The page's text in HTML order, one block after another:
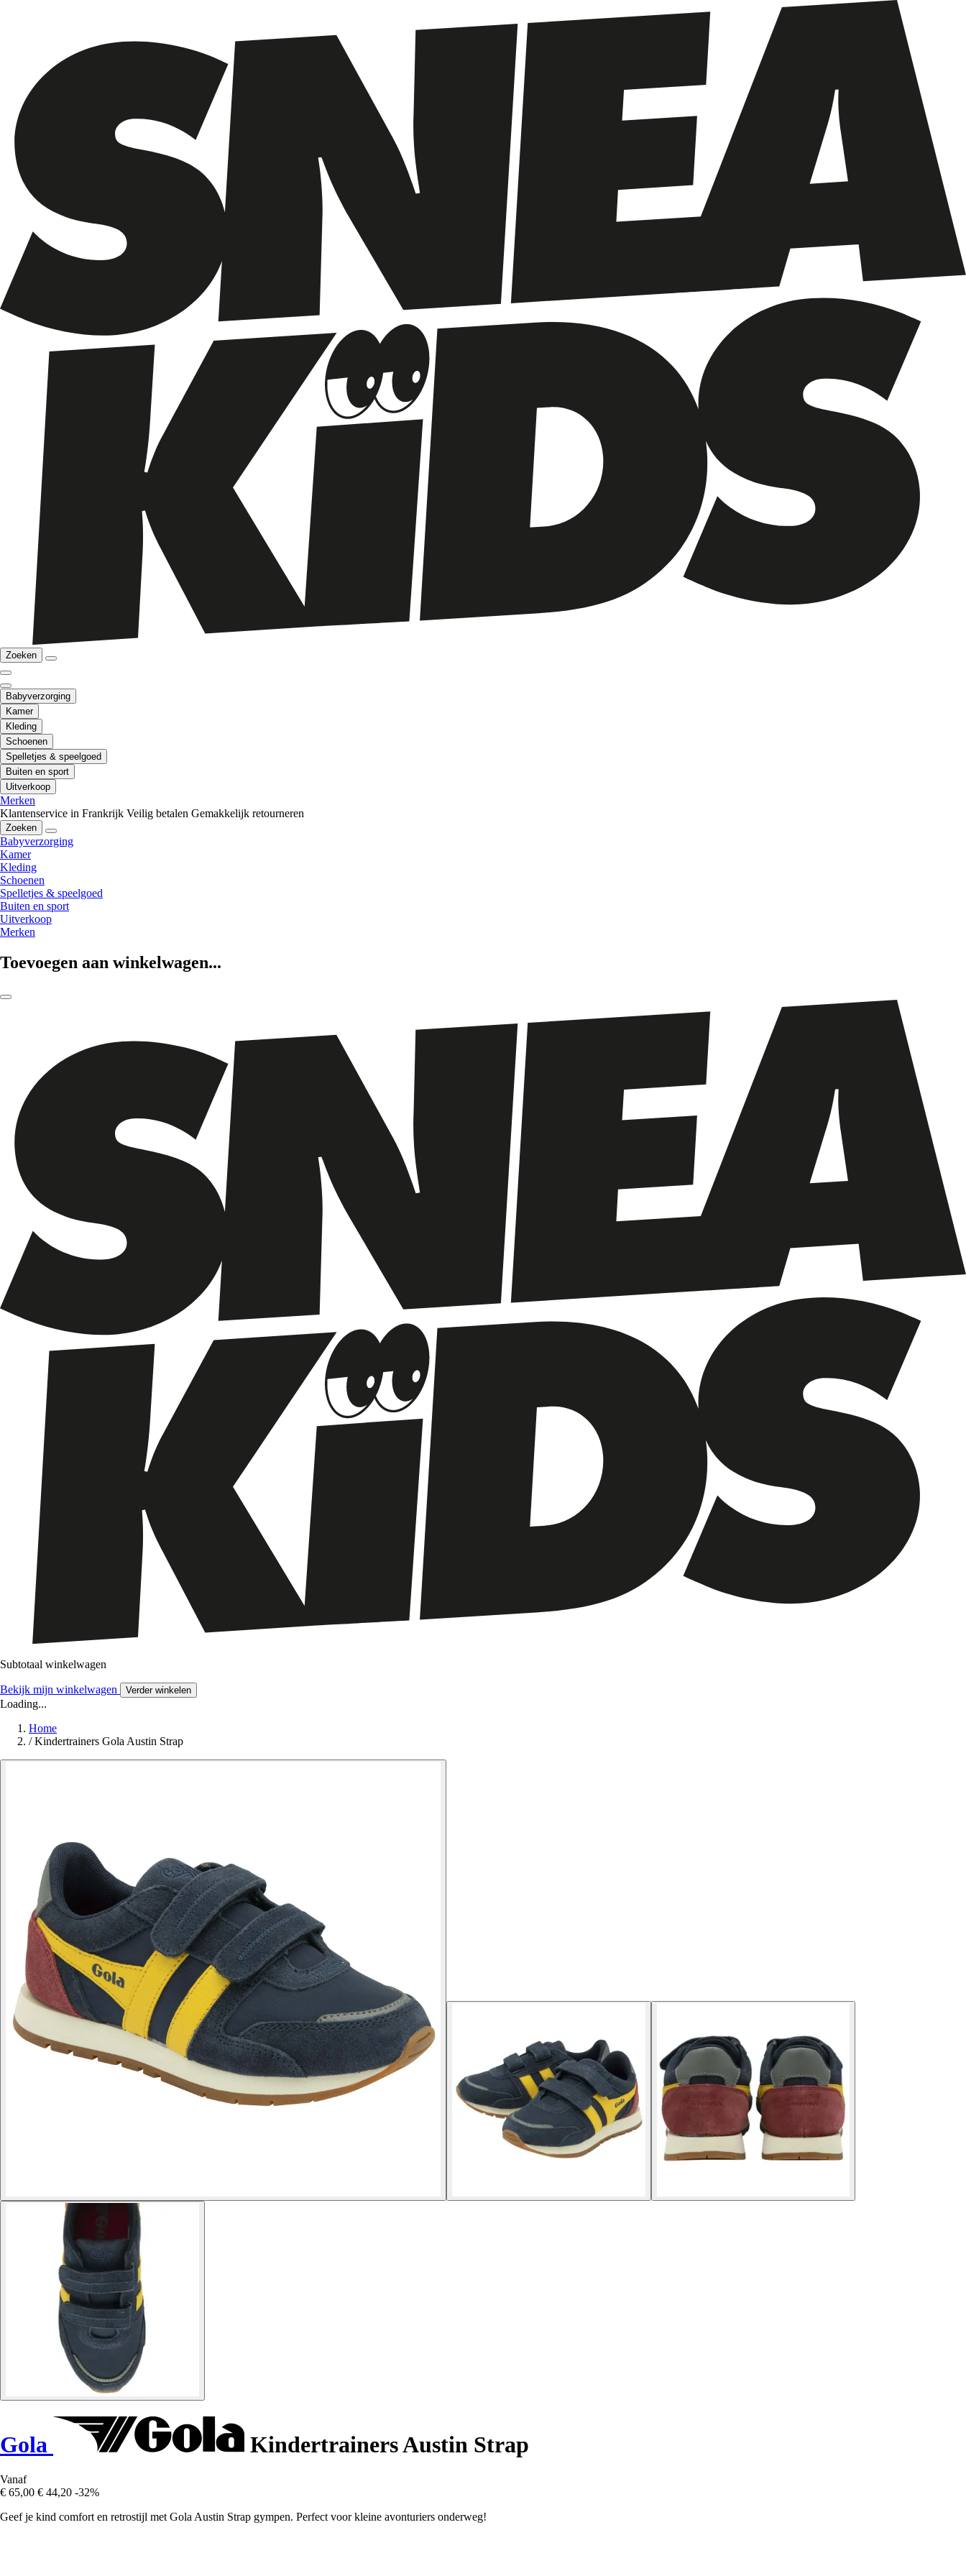
Zoeken
Babyverzorging
Kamer
Kleding
Schoenen
Spelletjes & speelgoed
Buiten en sport
Uitverkoop
Merken
Klantenservice in Frankrijk Veilig betalen Gemakkelijk retourneren
Zoeken
Babyverzorging
Kamer
Kleding
Schoenen
Spelletjes & speelgoed
Buiten en sport
Uitverkoop
Merken
Toevoegen aan winkelwagen...
Subtotaal winkelwagen
Bekijk mijn winkelwagen Verder winkelen
Loading...
Home
/ Kindertrainers Gola Austin Strap
Gola Kindertrainers Austin Strap
Vanaf
€ 65,00 € 44,20 -32%
Geef je kind comfort en retrostijl met Gola Austin Strap gympen. Perfect voor kleine avonturiers onderweg!